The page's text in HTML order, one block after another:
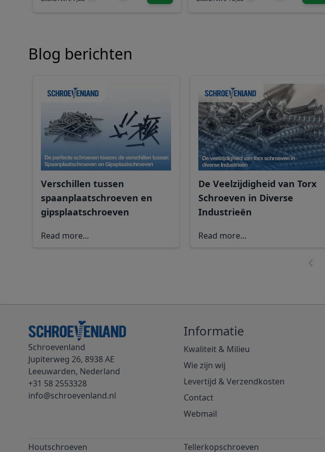
Blog berichten
Verschillen tussen
spaanplaatschroeven en
gipsplaatschroeven
Read more...
De Veelzijdigheid van Torx
Schroeven in Diverse
Industrieën
Read more...
Schroevenland
Jupiterweg 26, 8938 AE
Leeuwarden, Nederland
+31 58 2553328
info@schroevenland.nl
Informatie
Kwaliteit & Milieu
Wie zijn wij
Levertijd & Verzendkosten
Contact
Webmail
Houtschroeven Tellerkopschroeven